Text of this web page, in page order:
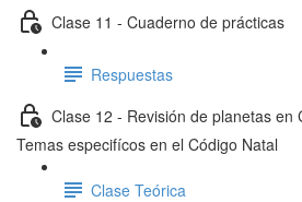
Clase 11 - Cuaderno de prácticas
Respuestas
Clase 12 - Revisión de planetas en
Temas especifícos en el Código Natal
Clase Teórica